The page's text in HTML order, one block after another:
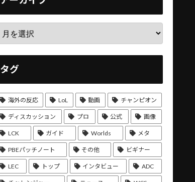
タグ
海外の反応 LoL 動画 チャンピオン
ディスカッション プロ 公式 画像
LCK ガイド Worlds メタ
PBEパッチノート その他 ビギナー
LEC トップ インタビュー ADC